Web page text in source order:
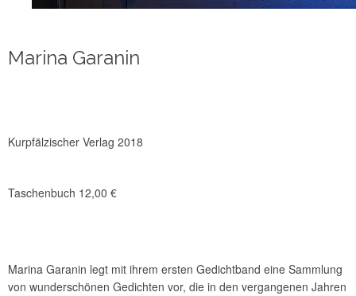
Marina Garanin
Kurpfälzischer Verlag 2018
Taschenbuch 12,00 €
Marina Garanin legt mit ihrem ersten Gedichtband eine Sammlung
von wunderschönen Gedichten vor, die in den vergangenen Jahren